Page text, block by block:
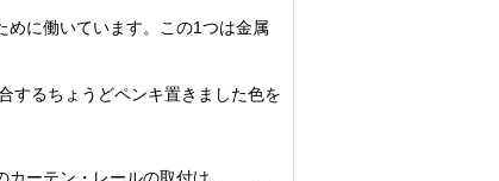
めに働いています。この1つは金属
するちょうどペンキ置きました色を